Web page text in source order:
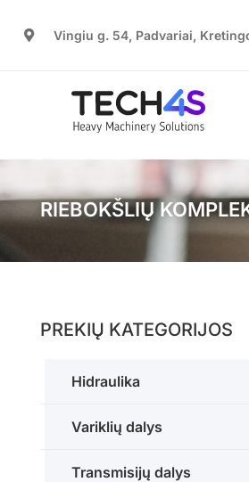
Vingiu g. 54, Padvariai,
RIEBOKŠLIŲ
PREKIŲ KATEGORIJOS
Hidraulika
Variklių dalys
Transmisijų dalys